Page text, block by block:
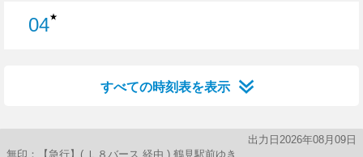
04★
すべての時刻表を表示
出力日2026年08月09日
無印：【急行】( Ｌ８バース 経由 ) 鶴見駅前ゆき